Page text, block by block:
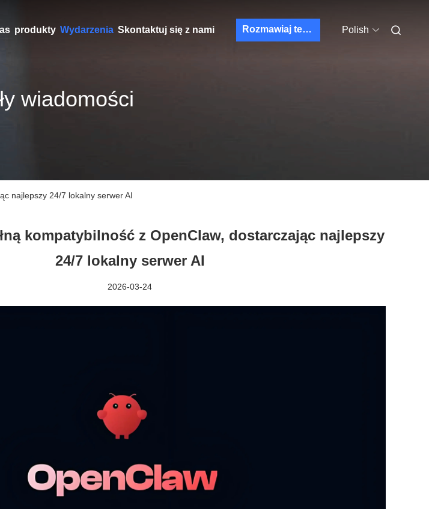
produkty Wydarzenia Skontaktuj się z nami Rozmawiaj teraz. Polish
wiadomości
najlepszy 24/7 lokalny serwer AI
kompatybilność z OpenClaw, dostarczając najlepszy
24/7 lokalny serwer AI
2026-03-24